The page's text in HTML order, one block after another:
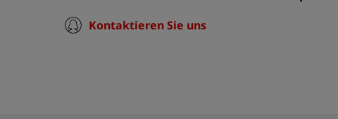
Kontaktieren Sie uns